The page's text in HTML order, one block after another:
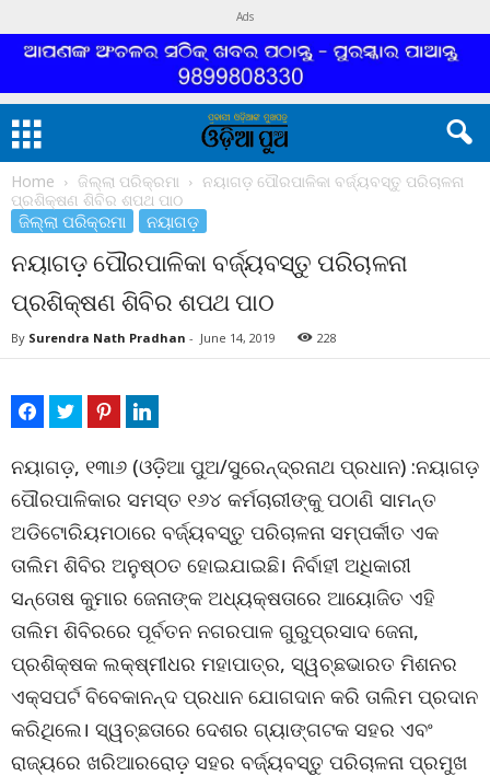
Ads
Home ଜିଲ୍ଲା ପରିକ୍ରମା
ନୟାଗଡ଼ ପୌରପାଳିକା ବର୍ଜ୍ୟବସ୍ତୁ ପରିଚାଳନା
ପ୍ରଶିକ୍ଷଣ ଶିବିର ଶପଥ ପାଠ
ଜିଲ୍ଲା ପରିକ୍ରମା ନୟାଗଡ଼
ନୟାଗଡ଼ ପୌରପାଳିକା ବର୍ଜ୍ୟବସ୍ତୁ ପରିଚାଳନା
ପ୍ରଶିକ୍ଷଣ ଶିବିର ଶପଥ ପାଠ
By Surendra Nath Pradhan - June 14, 2019 228
ନୟାଗଡ଼, ୧୩ା୬ (ଓଡ଼ିଆ ପୁଅ/ସୁରେନ୍ଦ୍ରନାଥ ପ୍ରଧାନ) :ନୟାଗଡ଼
ପୌରପାଳିକାର ସମସ୍ତ ୧୬୪ କର୍ମଚାରୀଙ୍କୁ ପଠାଣି ସାମନ୍ତ
ଅଡିଟୋରିୟମଠାରେ ବର୍ଜ୍ୟବସ୍ତୁ ପରିଚାଳନା ସମ୍ପର୍କୀତ ଏକ
ତାଲିମ ଶିବିର ଅନୁଷ୍ଠତ ହୋଇଯାଇଛି। ନିର୍ବାହୀ ଅଧିକାରୀ
ସନ୍ତୋଷ କୁମାର ଜେନାଙ୍କ ଅଧ୍ୟକ୍ଷତାରେ ଆୟୋଜିତ ଏହି
ତାଲିମ ଶିବିରରେ ପୂର୍ବତନ ନଗରପାଳ ଗୁରୁପ୍ରସାଦ ଜେନା,
ପ୍ରଶିକ୍ଷକ ଲକ୍ଷ୍ମୀଧର ମହାପାତ୍ର, ସ୍ୱଚ୍ଛଭାରତ ମିଶନର
ଏକ୍ସପର୍ଟ ବିବେକାନନ୍ଦ ପ୍ରଧାନ ଯୋଗଦାନ କରି ତାଲିମ ପ୍ରଦାନ
କରିଥିଲେ। ସ୍ୱଚ୍ଛତାରେ ଦେଶର ଗ୍ୟାଙ୍ଗଟକ ସହର ଏବଂ
ରାଜ୍ୟରେ ଖରିଆରରୋଡ଼ ସହର ବର୍ଜ୍ୟବସ୍ତୁ ପରିଚାଳନା ପ୍ରମୁଖ